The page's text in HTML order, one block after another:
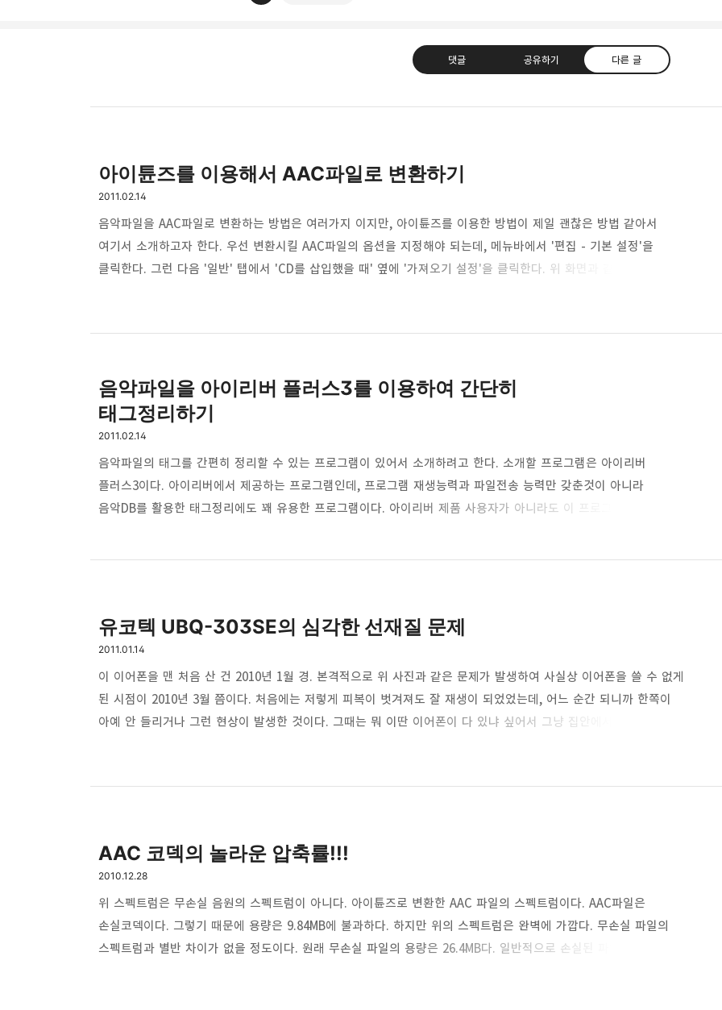
댓글 공유하기 다른 글
bravesjb@gmail.com, South Korea, Since 2004
아이튠즈를 이용해서 AAC파일로 변환하기
2011.02.14
음악파일을 AAC파일로 변환하는 방법은 여러가지 이지만, 아이튠즈를 이용한 방법이 제일 괜찮은 방법 같아서
여기서 소개하고자 한다. 우선 변환시킬 AAC파일의 옵션을 지정해야 되는데, 메뉴바에서 '편집 - 기본 설정'을
클릭한다. 그런 다음 '일반' 탭에서 'CD를 삽입했을 때' 옆에 '가져오기 설정'을 클릭한다. 위 화면과 같이 설정을
고른다음 우클릭을 해서 'AAC 버전 생성'을 클릭한다. 그러면 아이튠즈에서 인코딩을 시작한다. 인코딩이 다 끝나면
음악파일을 아이리버 플러스3를 이용하여 간단히
태그정리하기
2011.02.14
음악파일의 태그를 간편히 정리할 수 있는 프로그램이 있어서 소개하려고 한다. 소개할 프로그램은 아이리버
플러스3이다. 아이리버에서 제공하는 프로그램인데, 프로그램 재생능력과 파일전송 능력만 갖춘것이 아니라
음악DB를 활용한 태그정리에도 꽤 유용한 프로그램이다. 아이리버 제품 사용자가 아니라도 이 프로그램으로
유코텍 UBQ-303SE의 심각한 선재질 문제
2011.01.14
이 이어폰을 맨 처음 산 건 2010년 1월 경. 본격적으로 위 사진과 같은 문제가 발생하여 사실상 이어폰을 쓸 수 없게
된 시점이 2010년 3월 쯤이다. 처음에는 저렇게 피복이 벗겨져도 잘 재생이 되었었는데, 어느 순간 되니까 한쪽이
아예 안 들리거나 그런 현상이 발생한 것이다. 그때는 뭐 이딴 이어폰이 다 있냐 싶어서 그냥 집안에서 버려두고
눈에 들어온다. 얼마나 선재질을 개판으로 갔다붙였으면 2개월정도 쓴 이어폰이 저정도 수준으로 피복이 벗겨질까.
AAC 코덱의 놀라운 압축률!!!
2010.12.28
위 스펙트럼은 무손실 음원의 스펙트럼이 아니다. 아이튠즈로 변환한 AAC 파일의 스펙트럼이다. AAC파일은
손실코덱이다. 그렇기 때문에 용량은 9.84MB에 불과하다. 하지만 위의 스펙트럼은 완벽에 가깝다. 무손실 파일의
스펙트럼과 별반 차이가 없을 정도이다. 원래 무손실 파일의 용량은 26.4MB다. 일반적으로 손실된 파일을